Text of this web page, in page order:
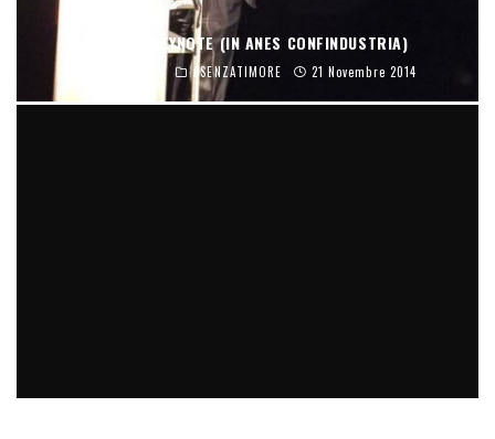
L’UTIMO KEYNOTE (IN ANES CONFINDUSTRIA)
#SENZATIMORE 21 Novembre 2014